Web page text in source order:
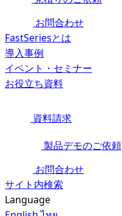
お問合わせ
FastSeriesとは
導入事例
イベント・セミナー
お役立ち資料
資料請求
製品デモのご依頼
お問合わせ
サイト内検索
Language